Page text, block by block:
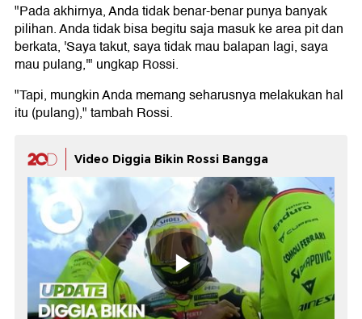
"Pada akhirnya, Anda tidak benar-benar punya banyak
pilihan. Anda tidak bisa begitu saja masuk ke area pit dan
berkata, 'Saya takut, saya tidak mau balapan lagi, saya
mau pulang,'" ungkap Rossi.
"Tapi, mungkin Anda memang seharusnya melakukan hal
itu (pulang)," tambah Rossi.
Video Diggia Bikin Rossi Bangga